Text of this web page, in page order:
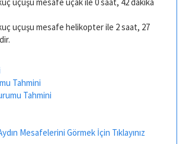
uçuşu mesafe helikopter ile 2 saat, 27
Tahmini
Tahmini
Mesafelerini Görmek İçin Tıklayınız